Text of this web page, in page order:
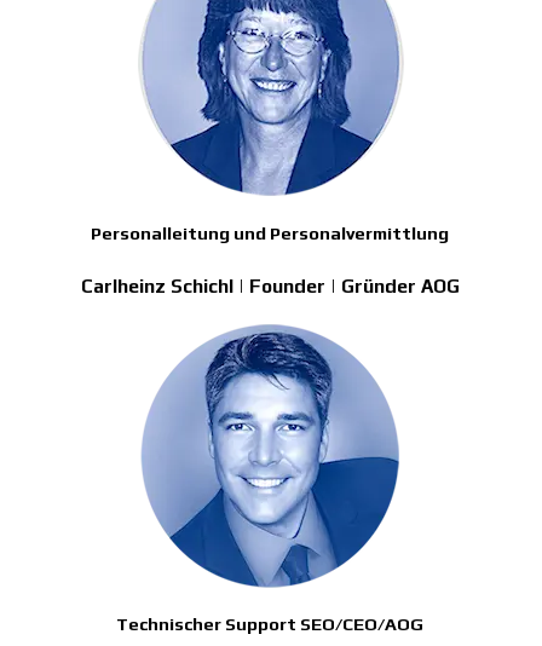
Personalleitung und Personalvermittlung
Carlheinz Schichl | Founder | Gründer AOG
Technischer Support SEO/CEO/AOG